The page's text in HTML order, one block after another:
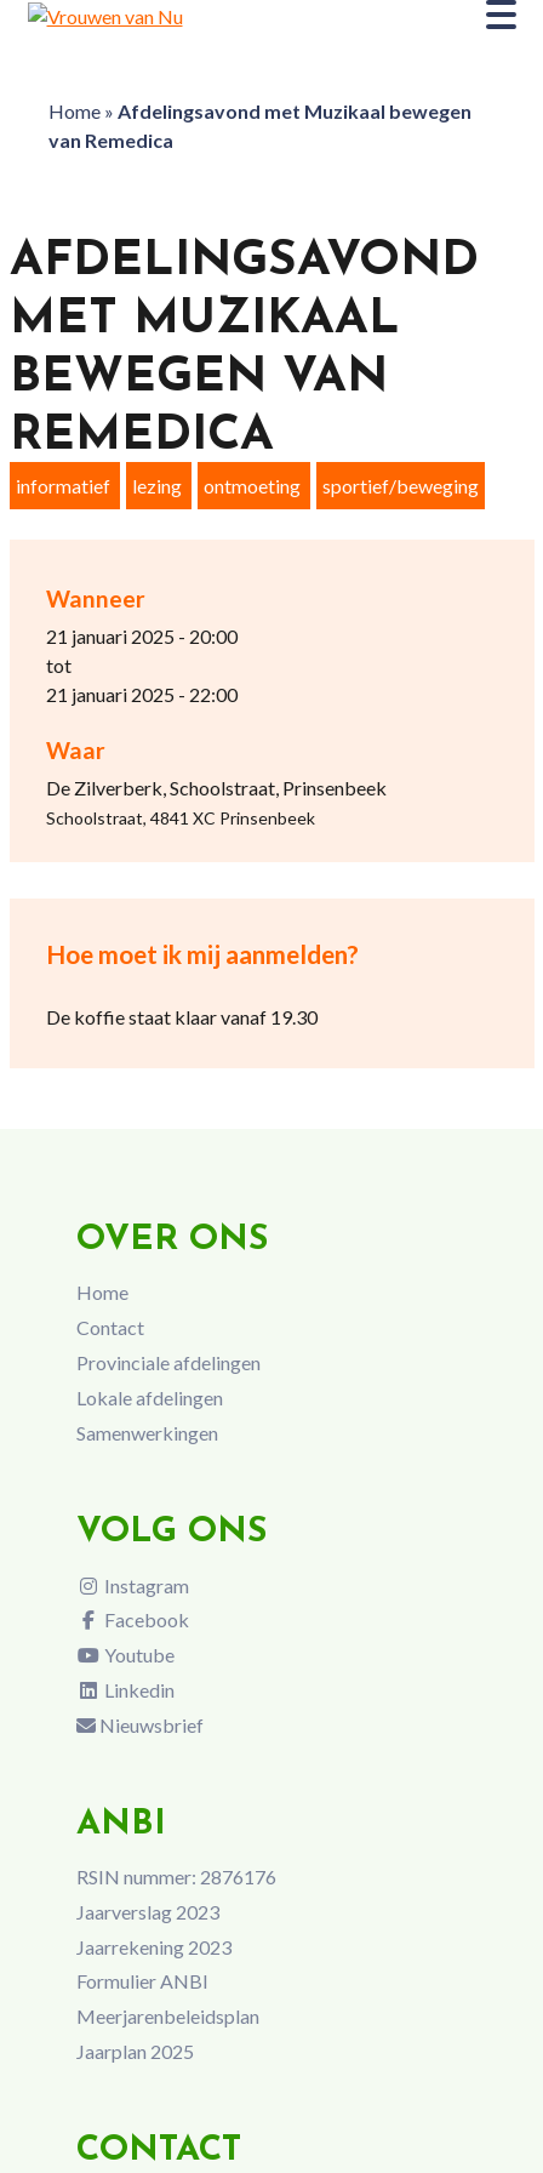
Home» Afdelingsavond met Muzikaal bewegen
van Remedica
Wanneer
21 januari 2025 - 20:00
tot
21 januari 2025 - 22:00
Waar
De Zilverberk, Schoolstraat, Prinsenbeek
Schoolstraat, 4841 XC Prinsenbeek
Hoe moet ik mij aanmelden?
De koffie staat klaar vanaf 19.30
AFDELINGSAVOND
MET MUZIKAAL
BEWEGEN VAN
REMEDICA
informatief lezing ontmoeting sportief/beweging
OVER ONS
Home
Contact
Provinciale afdelingen
Lokale afdelingen
Samenwerkingen
VOLG ONS
Instagram
Facebook
Youtube
Linkedin
Nieuwsbrief
ANBI
RSIN nummer: 2876176
Jaarverslag 2023
Jaarrekening 2023
Formulier ANBI
Meerjarenbeleidsplan
Jaarplan 2025
CONTACT